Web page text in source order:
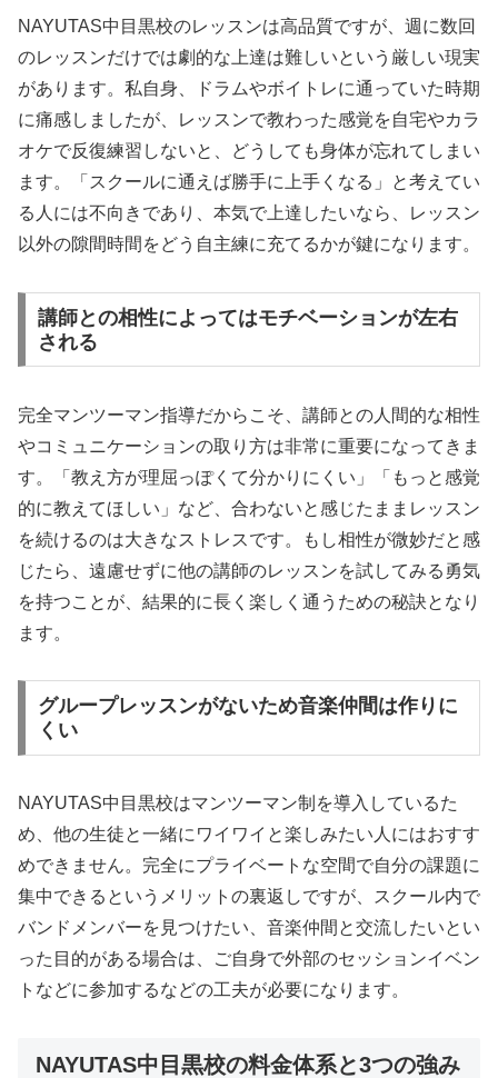
NAYUTAS中目黒校のレッスンは高品質ですが、週に数回
のレッスンだけでは劇的な上達は難しいという厳しい現実
があります。私自身、ドラムやボイトレに通っていた時期
に痛感しましたが、レッスンで教わった感覚を自宅やカラ
オケで反復練習しないと、どうしても身体が忘れてしまい
ます。「スクールに通えば勝手に上手くなる」と考えてい
る人には不向きであり、本気で上達したいなら、レッスン
以外の隙間時間をどう自主練に充てるかが鍵になります。
講師との相性によってはモチベーションが左右
される
完全マンツーマン指導だからこそ、講師との人間的な相性
やコミュニケーションの取り方は非常に重要になってきま
す。「教え方が理屈っぽくて分かりにくい」「もっと感覚
的に教えてほしい」など、合わないと感じたままレッスン
を続けるのは大きなストレスです。もし相性が微妙だと感
じたら、遠慮せずに他の講師のレッスンを試してみる勇気
を持つことが、結果的に長く楽しく通うための秘訣となり
ます。
グループレッスンがないため音楽仲間は作りに
くい
NAYUTAS中目黒校はマンツーマン制を導入しているた
め、他の生徒と一緒にワイワイと楽しみたい人にはおすす
めできません。完全にプライベートな空間で自分の課題に
集中できるというメリットの裏返しですが、スクール内で
バンドメンバーを見つけたい、音楽仲間と交流したいとい
った目的がある場合は、ご自身で外部のセッションイベン
トなどに参加するなどの工夫が必要になります。
NAYUTAS中目黒校の料金体系と3つの強み